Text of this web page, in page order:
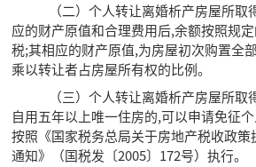
（二）个人转让离婚析产房屋所取
应的财产原值和合理费用后,余额按照规
税;其相应的财产原值,为房屋初次购置全
乘以转让者占房屋所有权的比例。
（三）个人转让离婚析产房屋所取
自用五年以上唯一住房的,可以申请免征
按照《国家税务总局关于房地产税收政
通知》（国税发〔2005〕172号）执行。